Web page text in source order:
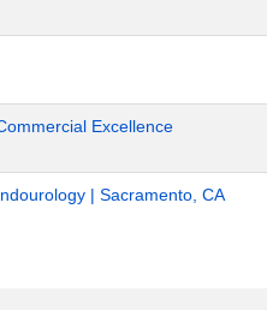
Excellence
| Sacramento, CA